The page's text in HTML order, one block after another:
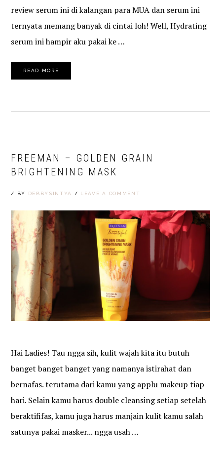
review serum ini di kalangan para MUA dan serum ini
ternyata memang banyak di cintai loh! Well, Hydrating
serum ini hampir aku pakai ke …
READ MORE
FREEMAN – GOLDEN GRAIN
BRIGHTENING MASK
/ BY DEBBYSINTYA / LEAVE A COMMENT
Hai Ladies! Tau ngga sih, kulit wajah kita itu butuh
banget banget banget yang namanya istirahat dan
bernafas. terutama dari kamu yang applu makeup tiap
hari. Selain kamu harus double cleansing setiap setelah
beraktififas, kamu juga harus manjain kulit kamu salah
satunya pakai masker... ngga usah …